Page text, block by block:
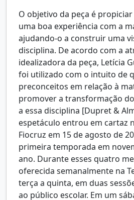
O objetivo da peça é
uma boa experiência com a
ajudando-o a construir uma
disciplina. De acordo com a
idealizadora da peça, Letícia
foi utilizado com o intuito de
preconceitos em relação à
promover a transformação
a essa disciplina [Dupret &
espetáculo entrou em cartaz
Fiocruz em 15 de agosto de
primeira temporada em
ano. Durante esses quatro
oferecida semanalmente na
terça a quinta, em duas
ao público escolar. Em um